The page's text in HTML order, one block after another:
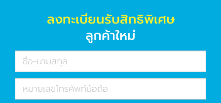
ลงทะเบียนรับสิทธิพิเศษ
ลูกค้าใหม่